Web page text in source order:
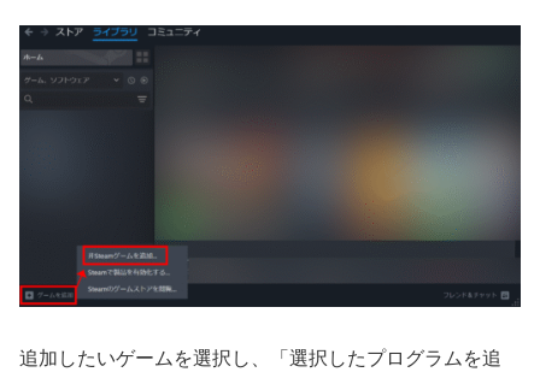
追加したいゲームを選択し、「選択したプログラムを追